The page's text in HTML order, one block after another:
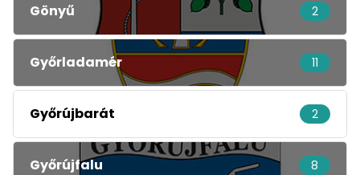
Gönyű 2
Győrladamér 11
Győrújbarát 2
Győrújfalu 8